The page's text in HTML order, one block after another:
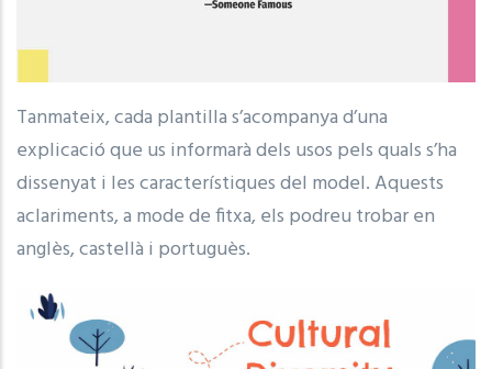
Tanmateix, cada plantilla s’acompanya d’una
explicació que us informarà dels usos pels quals s’ha
dissenyat i les característiques del model. Aquests
aclariments, a mode de fitxa, els podreu trobar en
anglès, castellà i portuguès.